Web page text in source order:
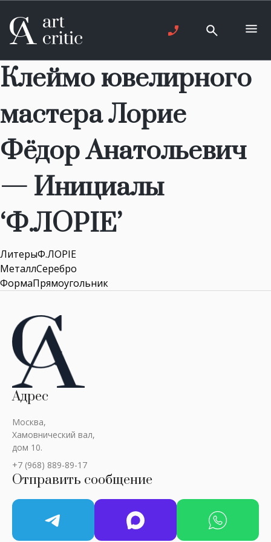
Клеймо ювелирного
мастера Лорие
Фёдор Анатольевич
— Инициалы
‘Ф.ЛОРIЕ’
ЛитерыФ.ЛОРIЕ
МеталлСеребро
ФормаПрямоугольник
Адрес
Москва,
Хамовнический вал,
дом 10.
+7 (968) 889-89-17
Отправить сообщение